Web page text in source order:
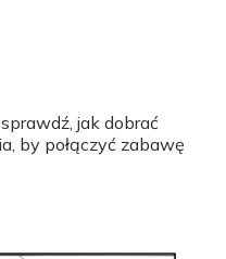
jak dobrać
by połączyć zabawę